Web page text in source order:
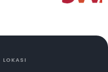
LOKASI